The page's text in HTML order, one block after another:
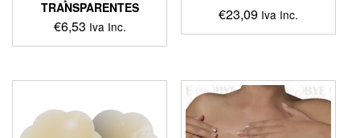
TRANSPARENTES
€6,53 Iva Inc.
€23,09 Iva Inc.